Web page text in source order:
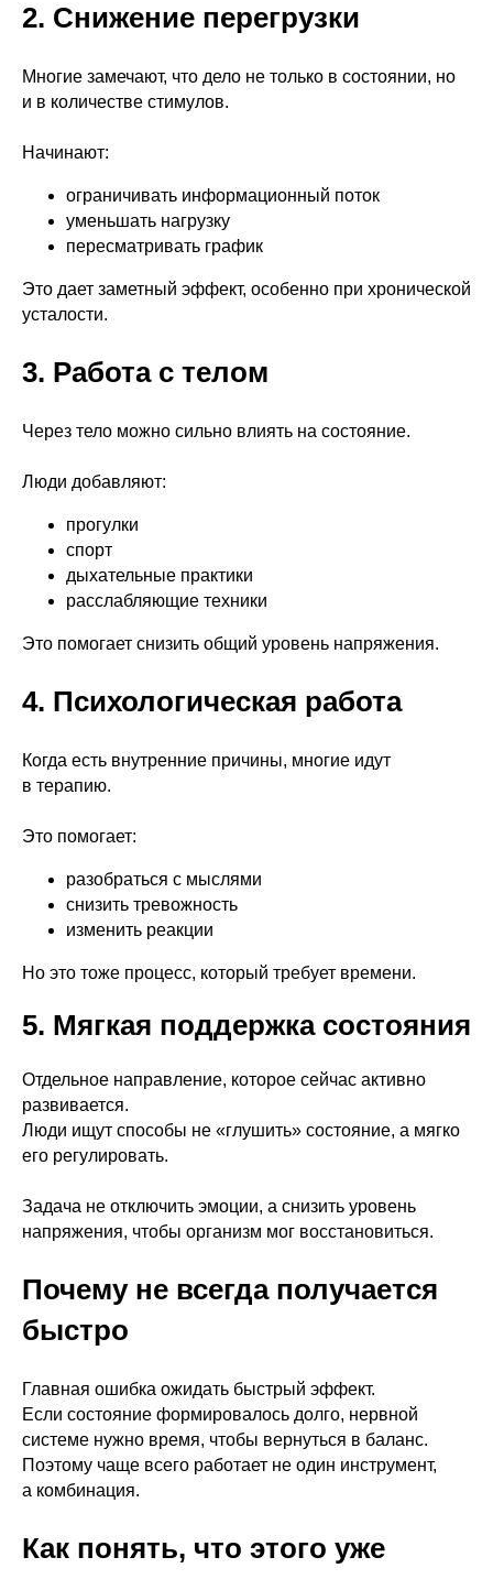
2. Снижение перегрузки
Многие замечают, что дело не только в состоянии, но
и в количестве стимулов.
Начинают:
ограничивать информационный поток
уменьшать нагрузку
пересматривать график
Это дает заметный эффект, особенно при хронической
усталости.
3. Работа с телом
Через тело можно сильно влиять на состояние.
Люди добавляют:
прогулки
спорт
дыхательные практики
расслабляющие техники
Это помогает снизить общий уровень напряжения.
4. Психологическая работа
Когда есть внутренние причины, многие идут
в терапию.
Это помогает:
разобраться с мыслями
снизить тревожность
изменить реакции
Но это тоже процесс, который требует времени.
5. Мягкая поддержка состояния
Отдельное направление, которое сейчас активно
развивается.
Люди ищут способы не «глушить» состояние, а мягко
его регулировать.
Задача не отключить эмоции, а снизить уровень
напряжения, чтобы организм мог восстановиться.
Почему не всегда получается
быстро
Главная ошибка ожидать быстрый эффект.
Если состояние формировалось долго, нервной
системе нужно время, чтобы вернуться в баланс.
Поэтому чаще всего работает не один инструмент,
а комбинация.
Как понять, что этого уже